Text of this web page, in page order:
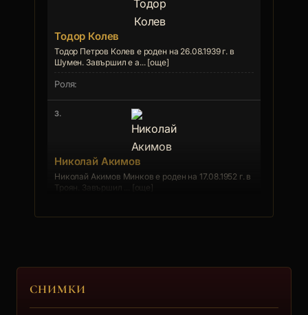
Тодор Колев
Тодор Петров Колев е роден на 26.08.1939 г. в
Шумен. Завършил е а... [още]
3.
Николай Акимов
Николай Акимов Минков е роден на 17.08.1952 г. в
Троян. Завършил ... [още]
Васил Банов
СНИМКИ